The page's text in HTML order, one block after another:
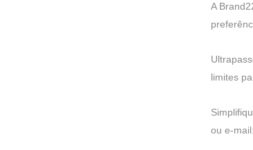
A
limites
ou e-mail: